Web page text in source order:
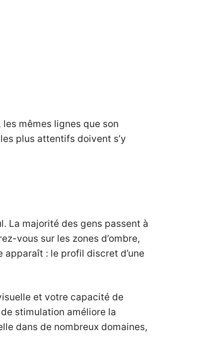
mêmes lignes que son
plus attentifs doivent s’y
La majorité des gens passent à
vous sur les zones d’ombre,
: le profil discret d’une
et votre capacité de
stimulation améliore la
dans de nombreux domaines,